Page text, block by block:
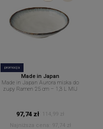
promocja
Made in Japan
Made in Japan Aurora miska do
zupy Ramen 25 cm – 1,3 L MIJ
97,74 zł
114,99 zł
Najniższa cena:
97,74 zł